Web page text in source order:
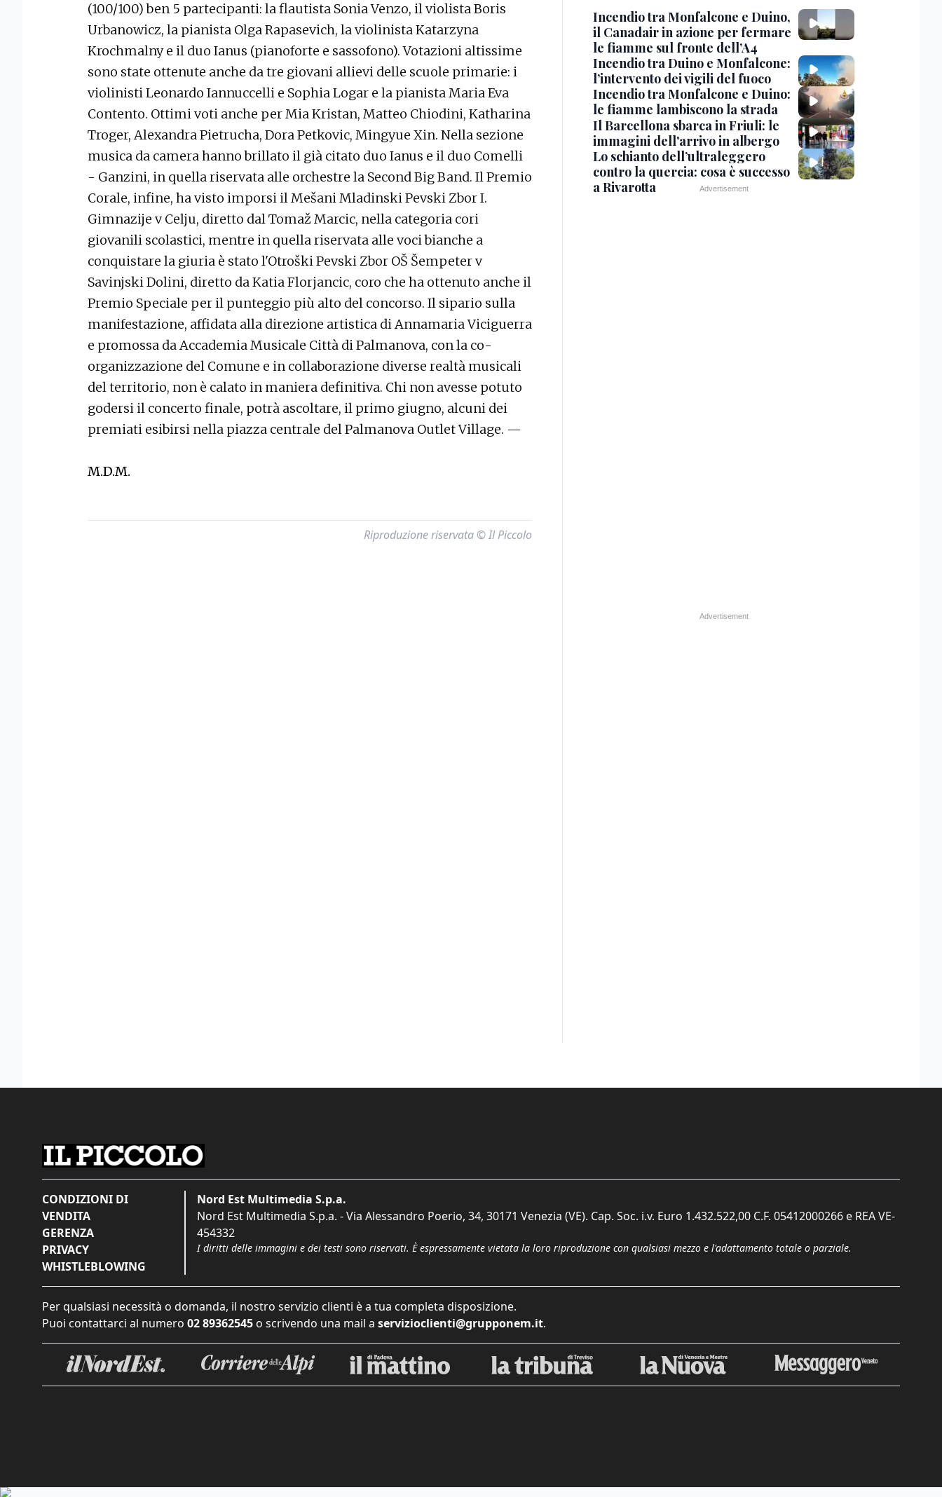
(100/100) ben 5 partecipanti: la flautista Sonia Venzo, il violista Boris
Urbanowicz, la pianista Olga Rapasevich, la violinista Katarzyna
Krochmalny e il duo Ianus (pianoforte e sassofono). Votazioni altissime
sono state ottenute anche da tre giovani allievi delle scuole primarie: i
violinisti Leonardo Iannuccelli e Sophia Logar e la pianista Maria Eva
Contento. Ottimi voti anche per Mia Kristan, Matteo Chiodini, Katharina
Troger, Alexandra Pietrucha, Dora Petkovic, Mingyue Xin. Nella sezione
musica da camera hanno brillato il già citato duo Ianus e il duo Comelli
- Ganzini, in quella riservata alle orchestre la Second Big Band. Il Premio
Corale, infine, ha visto imporsi il Mešani Mladinski Pevski Zbor I.
Gimnazije v Celju, diretto dal Tomaž Marcic, nella categoria cori
giovanili scolastici, mentre in quella riservata alle voci bianche a
conquistare la giuria è stato l'Otroški Pevski Zbor OŠ Šempeter v
Savinjski Dolini, diretto da Katia Florjancic, coro che ha ottenuto anche il
Premio Speciale per il punteggio più alto del concorso. Il sipario sulla
manifestazione, affidata alla direzione artistica di Annamaria Viciguerra
e promossa da Accademia Musicale Città di Palmanova, con la co-
organizzazione del Comune e in collaborazione diverse realtà musicali
del territorio, non è calato in maniera definitiva. Chi non avesse potuto
godersi il concerto finale, potrà ascoltare, il primo giugno, alcuni dei
premiati esibirsi nella piazza centrale del Palmanova Outlet Village. —
M.D.M.
Riproduzione riservata © Il Piccolo
Incendio tra Monfalcone e Duino,
il Canadair in azione per fermare
le fiamme sul fronte dell’A4
Incendio tra Duino e Monfalcone:
l’intervento dei vigili del fuoco
Incendio tra Monfalcone e Duino:
le fiamme lambiscono la strada
Il Barcellona sbarca in Friuli: le
immagini dell'arrivo in albergo
Lo schianto dell’ultraleggero
contro la quercia: cosa è successo
a Rivarotta
CONDIZIONI DI
VENDITA
GERENZA
PRIVACY
WHISTLEBLOWING
Nord Est Multimedia S.p.a.
Nord Est Multimedia S.p.a. - Via Alessandro Poerio, 34, 30171 Venezia (VE). Cap. Soc. i.v. Euro 1.432.522,00 C.F. 05412000266 e REA VE-
454332
I diritti delle immagini e dei testi sono riservati. È espressamente vietata la loro riproduzione con qualsiasi mezzo e l'adattamento totale o parziale.
Per qualsiasi necessità o domanda, il nostro servizio clienti è a tua completa disposizione.
Puoi contattarci al numero 02 89362545 o scrivendo una mail a servizioclienti@grupponem.it.